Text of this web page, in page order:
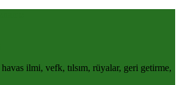
ilmi, vefk, tılsım, rüyalar, geri getirme,